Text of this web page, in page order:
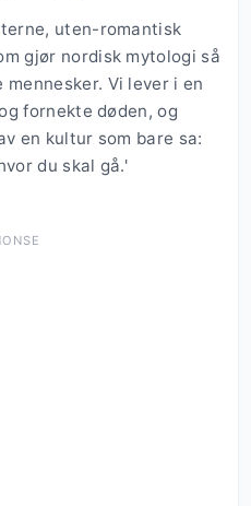
uten-romantisk
gjør nordisk mytologi så
Vi lever i en
fornekte døden, og
en kultur som bare sa:
du skal gå.'